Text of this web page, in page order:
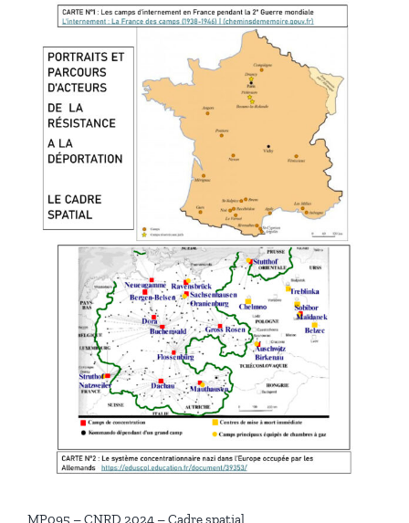
MP095 – CNRD 2024 – Cadre spatial